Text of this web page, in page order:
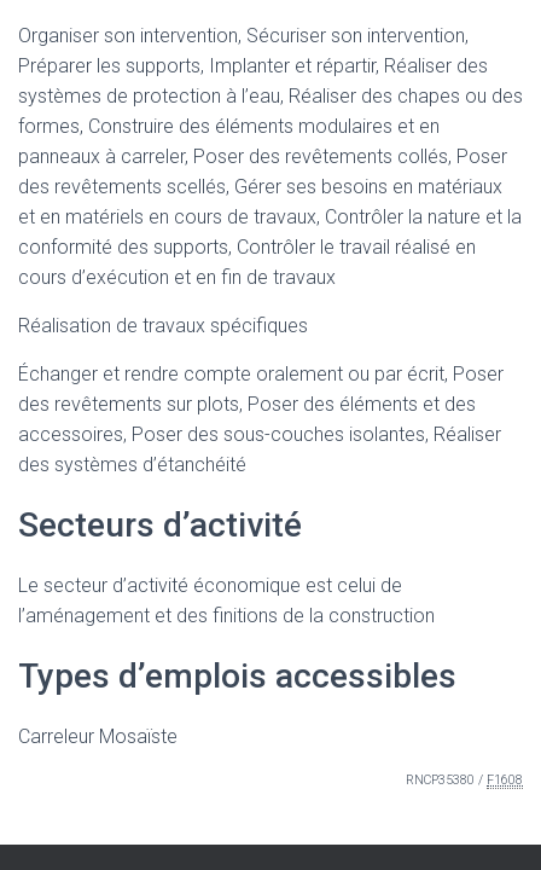
Organiser son intervention, Sécuriser son intervention,
Préparer les supports, Implanter et répartir, Réaliser des
systèmes de protection à l’eau, Réaliser des chapes ou des
formes, Construire des éléments modulaires et en
panneaux à carreler, Poser des revêtements collés, Poser
des revêtements scellés, Gérer ses besoins en matériaux
et en matériels en cours de travaux, Contrôler la nature et la
conformité des supports, Contrôler le travail réalisé en
cours d’exécution et en fin de travaux
Réalisation de travaux spécifiques
Échanger et rendre compte oralement ou par écrit, Poser
des revêtements sur plots, Poser des éléments et des
accessoires, Poser des sous-couches isolantes, Réaliser
des systèmes d’étanchéité
Secteurs d’activité
Le secteur d’activité économique est celui de
l’aménagement et des finitions de la construction
Types d’emplois accessibles
Carreleur Mosaïste
RNCP35380 / F1608